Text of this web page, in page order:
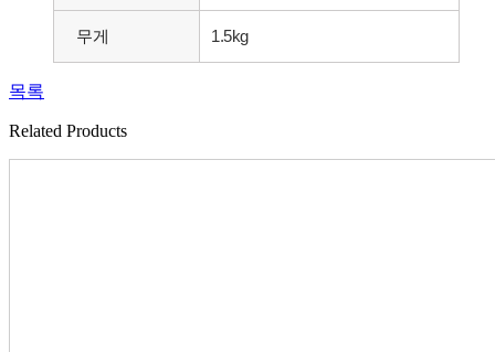
무게 1.5kg
목록
Related Products​​